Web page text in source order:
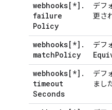
webhooks[*] .
failure
Policy
デフ
更さ
webhooks[*] .
matchPolicy
デフ
webhooks[*] .
timeout
Seconds
デフ
まし